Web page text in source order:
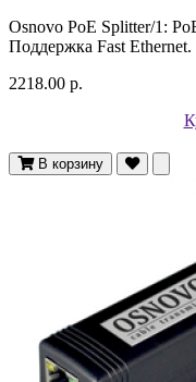
Osnovo PoE Splitter/1:
Поддержка Fast Ethernet.
2218.00 р.
В корзину